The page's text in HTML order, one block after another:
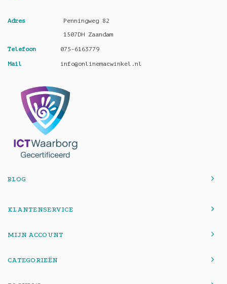
Adres
Penningweg 82
1507DH Zaandam
Telefoon 075-6163779
Mail info@onlinemacwinkel.nl
BLOG
KLANTENSERVICE
MIJN ACCOUNT
CATEGORIEËN